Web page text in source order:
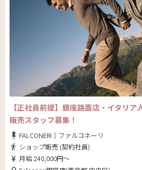
【正社員前提】銀座路面店・イタリア
販売スタッフ募集！
FALCONERI｜ファルコネーリ
ショップ販売 (契約社員)
月給 240,000円～